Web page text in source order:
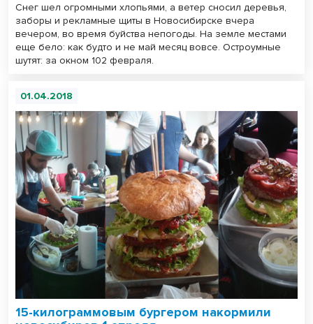
Снег шел огромными хлопьями, а ветер сносил деревья,
заборы и рекламные щиты в Новосибирске вчера
вечером, во время буйства непогоды. На земле местами
еще бело: как будто и не май месяц вовсе. Остроумные
шутят: за окном 102 февраля.
01.04.2018
15-килограммовым бургером накормили